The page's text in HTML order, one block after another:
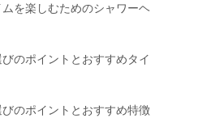
を楽しむためのシャワーヘ
のポイントとおすすめタイ
のポイントとおすすめ特徴